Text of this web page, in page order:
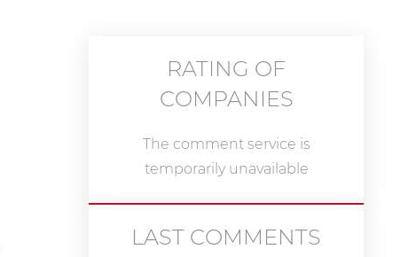
RATING OF
COMPANIES
The comment service is
temporarily unavailable
LAST COMMENTS